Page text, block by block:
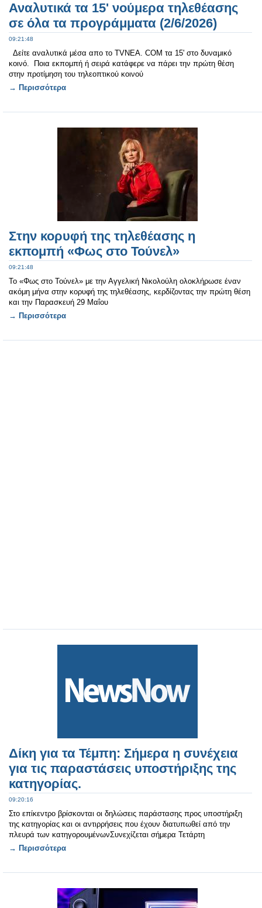
Αναλυτικά τα 15' νούμερα τηλεθέασης
σε όλα τα προγράμματα (2/6/2026)
09:21:48
Δείτε αναλυτικά μέσα απο το TVNEA. COM τα 15' στο δυναμικό
κοινό. Ποια εκπομπή ή σειρά κατάφερε να πάρει την πρώτη θέση
στην προτίμηση του τηλεοπτικού κοινού
→ Περισσότερα
Στην κορυφή της τηλεθέασης η
εκπομπή «Φως στο Τούνελ»
09:21:48
Το «Φως στο Τούνελ» με την Αγγελική Νικολούλη ολοκλήρωσε έναν
ακόμη μήνα στην κορυφή της τηλεθέασης, κερδίζοντας την πρώτη θέση
και την Παρασκευή 29 Μαΐου
→ Περισσότερα
Δίκη για τα Τέμπη: Σήμερα η συνέχεια
για τις παραστάσεις υποστήριξης της
κατηγορίας.
09:20:16
Στο επίκεντρο βρίσκονται οι δηλώσεις παράστασης προς υποστήριξη
της κατηγορίας και οι αντιρρήσεις που έχουν διατυπωθεί από την
πλευρά των κατηγορουμένωνΣυνεχίζεται σήμερα Τετάρτη
→ Περισσότερα